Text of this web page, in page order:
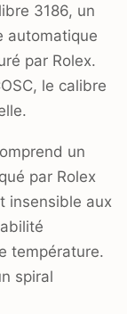
3186, un
automatique
par Rolex.
le calibre
un
par Rolex
insensible aux
température.
spiral